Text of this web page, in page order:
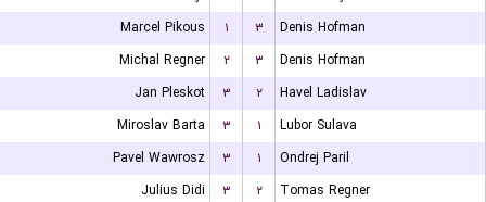
Marcel Pikous
۱ ۳
Denis Hofman
Michal Regner
۲ ۳
Denis Hofman
Jan Pleskot
۳ ۲
Havel Ladislav
Miroslav Barta
۳ ۱
Lubor Sulava
Pavel Wawrosz
۳ ۱
Ondrej Paril
Julius Didi
۳ ۲
Tomas Regner